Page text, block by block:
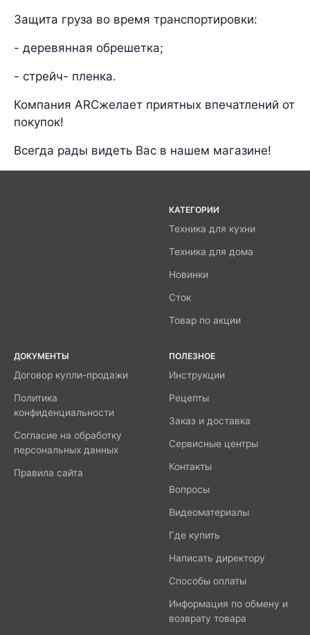
Защита груза во время транспортировки:
- деревянная обрешетка;
- стрейч- пленка.
Компания ARCжелает приятных впечатлений от
покупок!
Всегда рады видеть Вас в нашем магазине!
КАТЕГОРИИ
Техника для кухни
Техника для дома
Новинки
Сток
Товар по акции
ДОКУМЕНТЫ
Договор купли-продажи
Политика
конфиденциальности
Согласие на обработку
персональных данных
Правила сайта
ПОЛЕЗНОЕ
Инструкции
Рецепты
Заказ и доставка
Сервисные центры
Контакты
Вопросы
Видеоматериалы
Где купить
Написать директору
Способы оплаты
Информация по обмену и
возврату товара